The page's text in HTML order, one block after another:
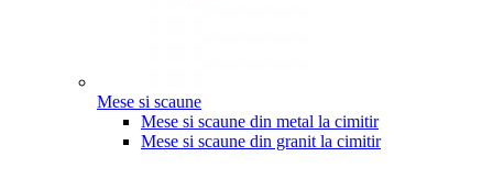
Mese si scaune
Mese si scaune din metal la cimitir
Mese si scaune din granit la cimitir